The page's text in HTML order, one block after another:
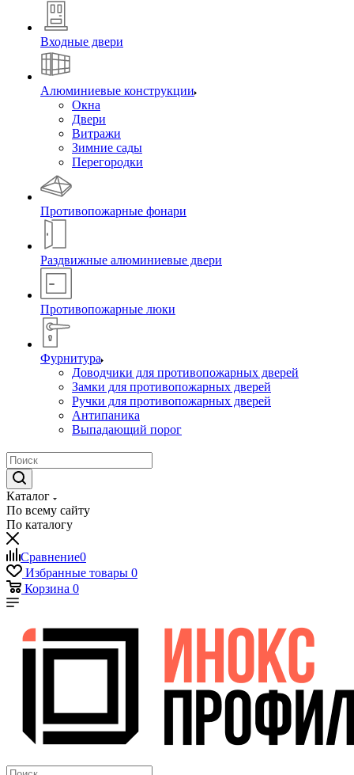
Входные двери
Алюминиевые конструкции
Окна
Двери
Витражи
Зимние сады
Перегородки
Противопожарные фонари
Раздвижные алюминиевые двери
Противопожарные люки
Фурнитура
Доводчики для противопожарных дверей
Замки для противопожарных дверей
Ручки для противопожарных дверей
Антипаника
Выпадающий порог
Каталог
По всему сайту
По каталогу
Сравнение0
Избранные товары 0
Корзина 0